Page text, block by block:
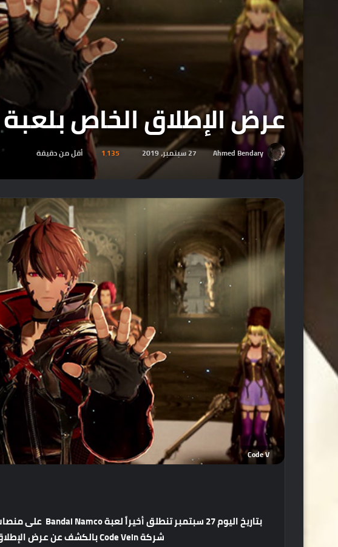
عرض الإطلاق الخاص بلعبة Code Vein .
Ahmed Bendary 27 سبتمبر، 2019 1٬135 أقل من دقيقة
Code V
شركة Code Vein بالكشف عن عرض الإطلاق الخاص باللعبة .